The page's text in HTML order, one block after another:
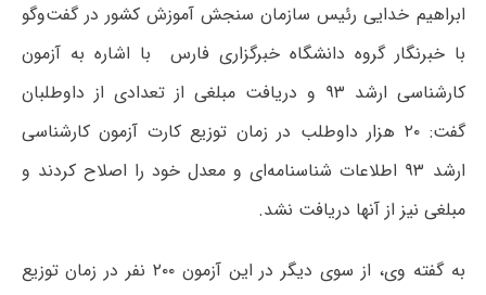
ابراهیم خدایی رئیس سازمان سنجش آموزش کشور در گفت‌وگو
با خبرنگار گروه دانشگاه خبرگزاری فارس با اشاره به آزمون
کارشناسی ارشد ۹۳ و دریافت مبلغی از تعدادی از داوطلبان
گفت: ۲۰ هزار داوطلب در زمان توزیع کارت آزمون کارشناسی
ارشد ۹۳ اطلاعات شناسنامه‌ای و معدل خود را اصلاح کردند و
مبلغی نیز از آنها دریافت نشد.
به گفته وی، از سوی دیگر در این آزمون ۲۰۰ نفر در زمان توزیع